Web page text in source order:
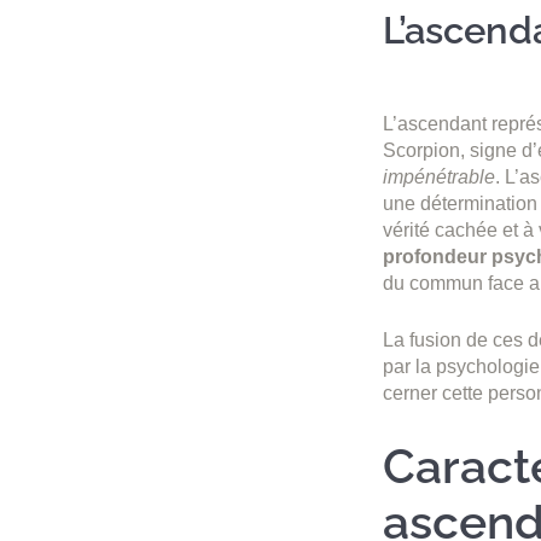
L’ascendant
Scorpion, signe
impénétrable.
une
vérité cachée et
profondeur
du commun face
La fusion de ces
par la
cerner cette